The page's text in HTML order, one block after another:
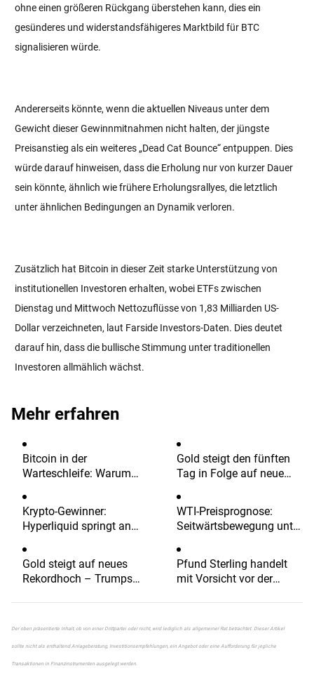
ohne einen größeren Rückgang überstehen kann, dies ein
gesünderes und widerstandsfähigeres Marktbild für BTC
signalisieren würde.
Andererseits könnte, wenn die aktuellen Niveaus unter dem
Gewicht dieser Gewinnmitnahmen nicht halten, der jüngste
Preisanstieg als ein weiteres „Dead Cat Bounce“ entpuppen. Dies
würde darauf hinweisen, dass die Erholung nur von kurzer Dauer
sein könnte, ähnlich wie frühere Erholungsrallyes, die letztlich
unter ähnlichen Bedingungen an Dynamik verloren.
Zusätzlich hat Bitcoin in dieser Zeit starke Unterstützung von
institutionellen Investoren erhalten, wobei ETFs zwischen
Dienstag und Mittwoch Nettozuflüsse von 1,83 Milliarden US-
Dollar verzeichneten, laut Farside Investors-Daten. Dies deutet
darauf hin, dass die bullische Stimmung unter traditionellen
Investoren allmählich wächst.
Mehr erfahren
Bitcoin in der
Warteschleife: Warum
Ausbruch noch auf sich
warten könnte
Gold steigt den fünften
Tag in Folge auf neue
Zinssenkungsfantasie
hält den Dollar unter
Druck
Krypto-Gewinner:
Hyperliquid springt an
Pump.fun und Zcash vor
Härtetest
WTI-Preisprognose:
Seitwärtsbewegung unter
Stunden-SMA bleibt im
Spiel
Gold steigt auf neues
Rekordhoch – Trumps
geopolitische Risiken
Pfund Sterling handelt
mit Vorsicht vor der
Entscheidung der BoE
Der oben präsentierte Inhalt, ob von einer Drittpartei oder nicht, wird lediglich als allgemeiner Rat betrachtet. Dieser Artikel
sollte nicht als enthaltend Anlageberatung, Investitionsempfehlungen, ein Angebot oder eine Aufforderung für jegliche
Transaktionen in Finanzinstrumenten ausgelegt werden.